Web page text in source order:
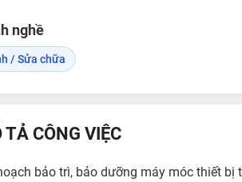
nghề
/ Sửa chữa
TẢ CÔNG VIỆC
bảo trì, bảo dưỡng máy móc thiết